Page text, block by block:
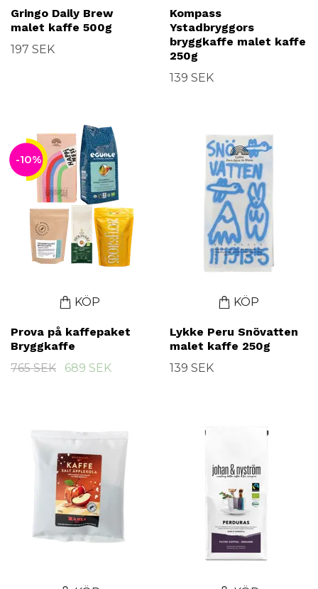
Gringo Daily Brew
malet kaffe 500g
197 SEK
Kompass
Ystadbryggors
bryggkaffe malet kaffe
250g
139 SEK
-10%
KÖP
Prova på kaffepaket
Bryggkaffe
765 SEK
689 SEK
KÖP
Lykke Peru Snövatten
malet kaffe 250g
139 SEK